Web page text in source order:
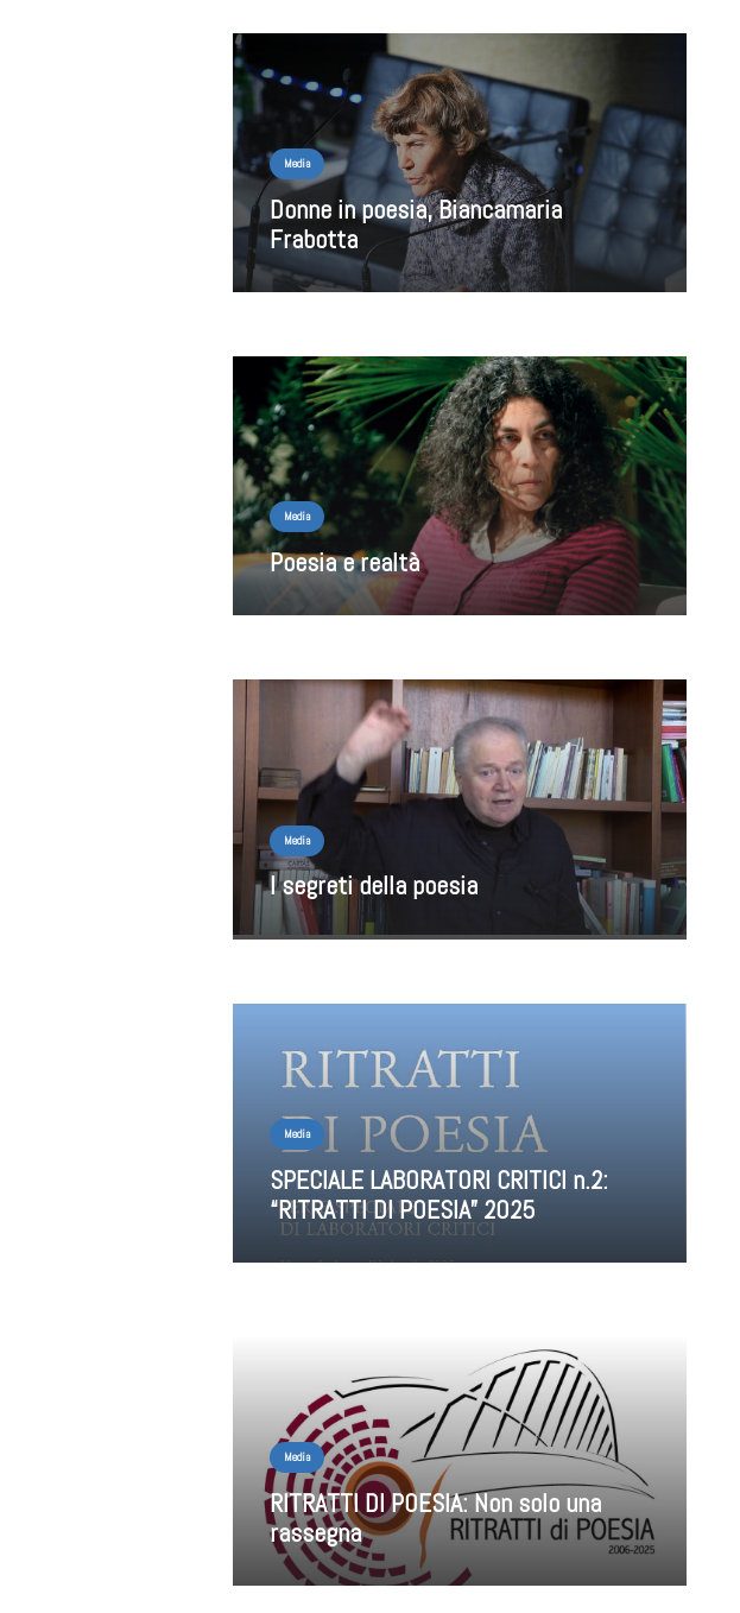
Media
Donne in poesia, Biancamaria
Frabotta
Media
Poesia e realtà
Media
I segreti della poesia
Media
SPECIALE LABORATORI CRITICI n.2:
“RITRATTI DI POESIA” 2025
Media
RITRATTI DI POESIA: Non solo una
rassegna